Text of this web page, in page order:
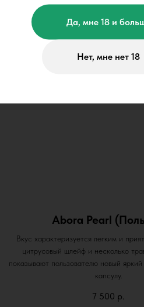
Да, мне 18 и
Нет, мне нет 18
Abora Pearl
Вкус характеризуется легким и
цитрусовый шлейф и несколько
показывают пользователю новый
капсулу.
7 500 р.